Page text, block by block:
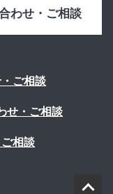
わせ・ご相談
ご相談
せ・ご相談
相談